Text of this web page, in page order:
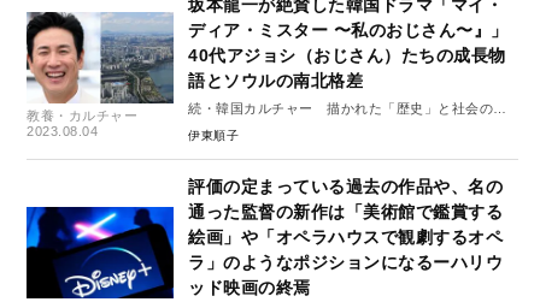
教養・カルチャー
2023.08.04
坂本龍一が絶賛した韓国ドラマ「マイ・
ディア・ミスター 〜私のおじさん〜』」
40代アジョシ（おじさん）たちの成長物
語とソウルの南北格差
続・韓国カルチャー 描かれた「歴史」と社会の変
化 #2
伊東順子
評価の定まっている過去の作品や、名の
通った監督の新作は「美術館で鑑賞する
絵画」や「オペラハウスで観劇するオペ
ラ」のようなポジションになるーハリウ
ッド映画の終焉